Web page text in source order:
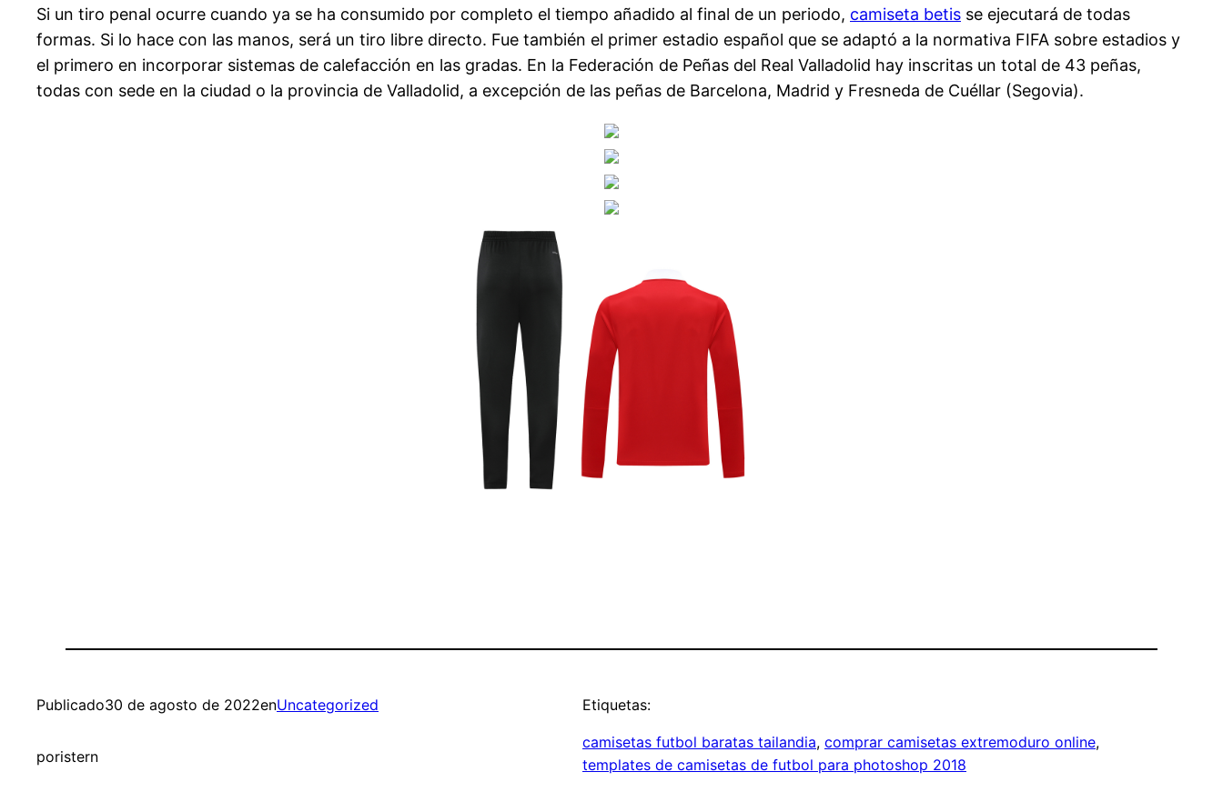
Si un tiro penal ocurre cuando ya se ha consumido por completo el tiempo añadido al final de un periodo, camiseta betis se ejecutará de todas
formas. Si lo hace con las manos, será un tiro libre directo. Fue también el primer estadio español que se adaptó a la normativa FIFA sobre estadios y
el primero en incorporar sistemas de calefacción en las gradas. En la Federación de Peñas del Real Valladolid hay inscritas un total de 43 peñas,
todas con sede en la ciudad o la provincia de Valladolid, a excepción de las peñas de Barcelona, Madrid y Fresneda de Cuéllar (Segovia).
Publicado30 de agosto de 2022enUncategorized
poristern
Etiquetas:
camisetas futbol baratas tailandia, comprar camisetas extremoduro online
templates de camisetas de futbol para photoshop 2018